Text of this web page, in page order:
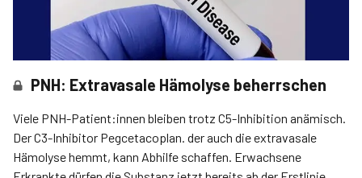
PNH: Extravasale Hämolyse beherrschen
Viele PNH-Patient:innen bleiben trotz C5-Inhibition anämisch.
Der C3-Inhibitor Pegcetacoplan. der auch die extravasale
Hämolyse hemmt, kann Abhilfe schaffen. Erwachsene